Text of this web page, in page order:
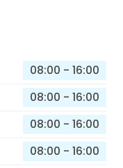
08:00 - 16:00
08:00 - 16:00
08:00 - 16:00
08:00 - 16:00